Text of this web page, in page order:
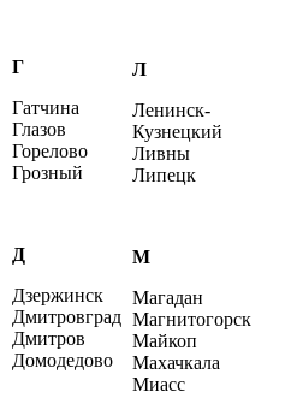
Г
Гатчина
Глазов
Горелово
Грозный
Д
Дзержинск
Дмитровград
Дмитров
Домодедово
Л
Ленинск-
Кузнецкий
Ливны
Липецк
М
Магадан
Магнитогорск
Майкоп
Махачкала
Миасс